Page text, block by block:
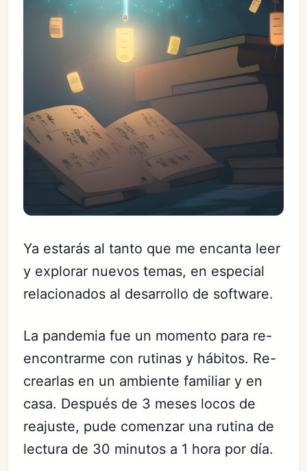
Ya estarás al tanto que me encanta leer
y explorar nuevos temas, en especial
relacionados al desarrollo de software.
La pandemia fue un momento para re-
encontrarme con rutinas y hábitos. Re-
crearlas en un ambiente familiar y en
casa. Después de 3 meses locos de
reajuste, pude comenzar una rutina de
lectura de 30 minutos a 1 hora por día.